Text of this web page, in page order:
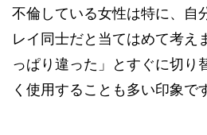
不倫している女性は特に、自
レイ同士だと当てはめて考え
っぱり違った」とすぐに切り
く使用することも多い印象で